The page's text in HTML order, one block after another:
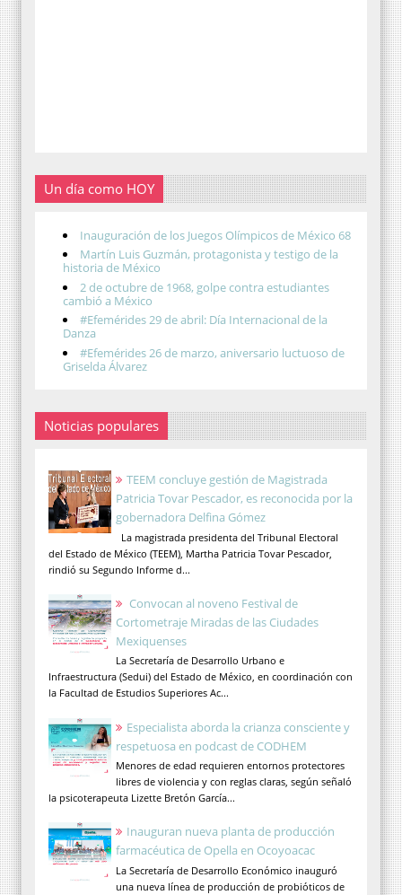
Un día como HOY
Inauguración de los Juegos Olímpicos de México 68
Martín Luis Guzmán, protagonista y testigo de la
historia de México
2 de octubre de 1968, golpe contra estudiantes
cambió a México
#Efemérides 29 de abril: Día Internacional de la
Danza
#Efemérides 26 de marzo, aniversario luctuoso de
Griselda Álvarez
Noticias populares
TEEM concluye gestión de Magistrada
Patricia Tovar Pescador, es reconocida por la
gobernadora Delfina Gómez
La magistrada presidenta del Tribunal Electoral
del Estado de México (TEEM), Martha Patricia Tovar Pescador,
rindió su Segundo Informe d...
Convocan al noveno Festival de
Cortometraje Miradas de las Ciudades
Mexiquenses
La Secretaría de Desarrollo Urbano e
Infraestructura (Sedui) del Estado de México, en coordinación con
la Facultad de Estudios Superiores Ac...
Especialista aborda la crianza consciente y
respetuosa en podcast de CODHEM
Menores de edad requieren entornos protectores
libres de violencia y con reglas claras, según señaló
la psicoterapeuta Lizette Bretón García...
Inauguran nueva planta de producción
farmacéutica de Opella en Ocoyoacac
La Secretaría de Desarrollo Económico inauguró
una nueva línea de producción de probióticos de